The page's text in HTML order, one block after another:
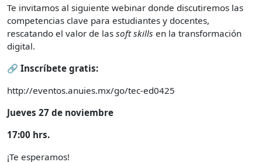
Te invitamos al siguiente webinar donde discutiremos las
competencias clave para estudiantes y docentes,
rescatando el valor de las soft skills en la transformación
digital.
🔗 Inscríbete gratis:
http://eventos.anuies.mx/go/tec-ed0425
Jueves 27 de noviembre
17:00 hrs.
¡Te esperamos!